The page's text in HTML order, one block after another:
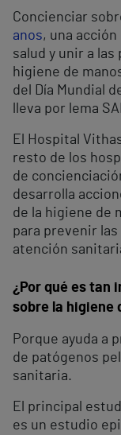
Concienciar
anos, una acción
salud y unir a las
higiene de
del Día Mundial
lleva por lema
El Hospital
resto de los
de
desarrolla
de la higiene de
para prevenir
atención
¿Por qué es tan
sobre la higiene
Porque ayuda a
de patógenos
sanitaria.
El principal
es un estudio